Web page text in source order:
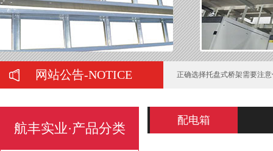
网站公告-NOTICE
弱电工程中常用的桥架有哪
在购买母线槽时有哪些注意
正确选择托盘式桥架需要注
航丰实业·产品分类
配电箱